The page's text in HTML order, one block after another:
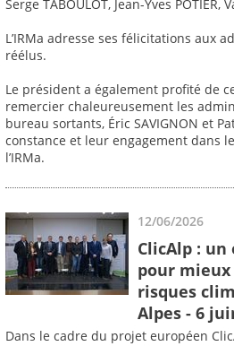
Serge TABOULOT, Jean-Yves POTIER,
L’IRMa adresse ses félicitations aux
réélus.
Le président a également profité de
remercier chaleureusement les
bureau sortants, Éric SAVIGNON et
constance et leur engagement dans
l’IRMa.
12/06/2026
ClicAlp :
pour
risques
Alpes - 6
Dans le cadre du projet européen